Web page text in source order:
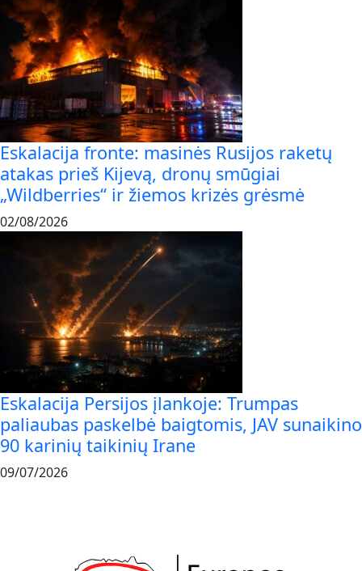
Eskalacija fronte: masinės Rusijos raketų
atakas prieš Kijevą, dronų smūgiai
„Wildberries“ ir žiemos krizės grėsmė
02/08/2026
Eskalacija Persijos įlankoje: Trumpas
paliaubas paskelbė baigtomis, JAV sunaikino
90 karinių taikinių Irane
09/07/2026